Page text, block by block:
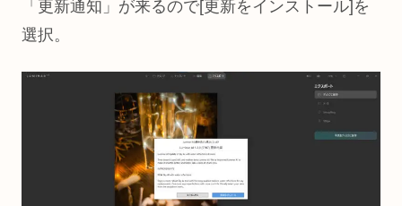
「更新通知」が来るので[更新をインストール]を
選択。